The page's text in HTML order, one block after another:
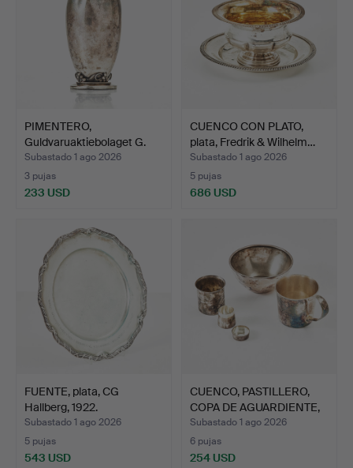
PIMENTERO,
Guldvaruaktiebolaget G.
Dahlgre…
Subastado 1 ago 2026
3 pujas
233 USD
CUENCO CON PLATO,
plata, Fredrik & Wilhelm…
Subastado 1 ago 2026
5 pujas
686 USD
FUENTE, plata, CG
Hallberg, 1922.
Subastado 1 ago 2026
5 pujas
543 USD
CUENCO, PASTILLERO,
COPA DE AGUARDIENTE,
T…
Subastado 1 ago 2026
6 pujas
254 USD